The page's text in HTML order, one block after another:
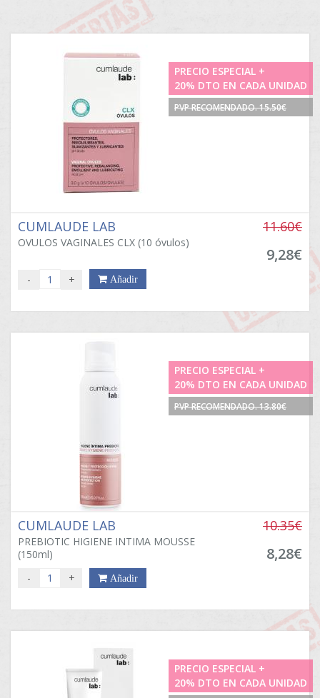
PRECIO ESPECIAL +
20% DTO EN CADA UNIDAD
PVP RECOMENDADO. 15.50€
CUMLAUDE LAB
OVULOS VAGINALES CLX (10 óvulos)
11.60€
9,28€
- + Añadir
PRECIO ESPECIAL +
20% DTO EN CADA UNIDAD
PVP RECOMENDADO. 13.80€
CUMLAUDE LAB
PREBIOTIC HIGIENE INTIMA MOUSSE
(150ml)
10.35€
8,28€
- + Añadir
PRECIO ESPECIAL +
20% DTO EN CADA UNIDAD